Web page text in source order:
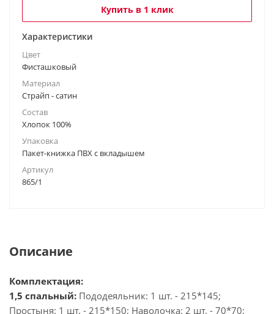
Купить в 1 клик
Характеристики
Цвет
Фисташковый
Материал
Страйп - сатин
Состав
Хлопок 100%
Упаковка
Пакет-книжка ПВХ с вкладышем
Артикул
865/1
Описание
Комплектация:
1,5 спальный: Пододеяльник: 1 шт. - 215*145;
Простыня: 1 шт. - 215*150; Наволочка: 2 шт. - 70*70;